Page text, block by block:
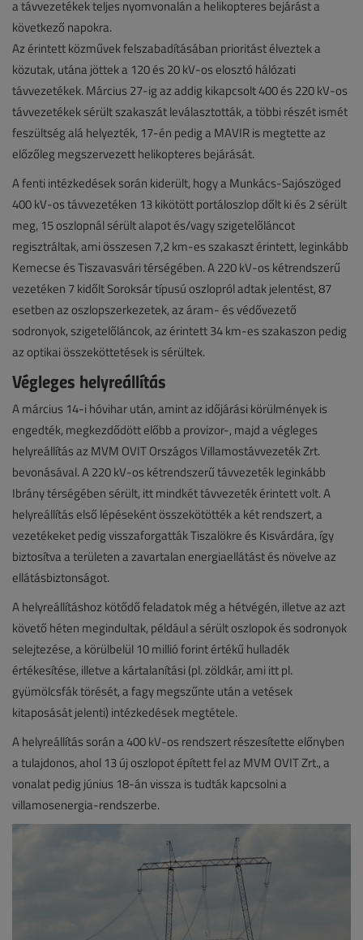
a távvezetékek teljes nyomvonalán a helikopteres bejárást a
következő napokra.
Az érintett közművek felszabadításában prioritást élveztek a
közutak, utána jöttek a 120 és 20 kV-os elosztó hálózati
távvezetékek. Március 27-ig az addig kikapcsolt 400 és 220 kV-os
távvezetékek sérült szakaszát leválasztották, a többi részét ismét
feszültség alá helyezték, 17-én pedig a MAVIR is megtette az
előzőleg megszervezett helikopteres bejárását.
A fenti intézkedések során kiderült, hogy a Munkács-Sajószöged
400 kV-os távvezetéken 13 kikötött portáloszlop dőlt ki és 2 sérült
meg, 15 oszlopnál sérült alapot és/vagy szigetelőláncot
regisztráltak, ami összesen 7,2 km-es szakaszt érintett, leginkább
Kemecse és Tiszavasvári térségében. A 220 kV-os kétrendszerű
vezetéken 7 kidőlt Soroksár típusú oszlopról adtak jelentést, 87
esetben az oszlopszerkezetek, az áram- és védővezető
sodronyok, szigetelőláncok, az érintett 34 km-es szakaszon pedig
az optikai összeköttetések is sérültek.
Végleges helyreállítás
A március 14-i hóvihar után, amint az időjárási körülmények is
engedték, megkezdődött előbb a provizor-, majd a végleges
helyreállítás az MVM OVIT Országos Villamostávvezeték Zrt.
bevonásával. A 220 kV-os kétrendszerű távvezeték leginkább
Ibrány térségében sérült, itt mindkét távvezeték érintett volt. A
helyreállítás első lépéseként összekötötték a két rendszert, a
vezetékeket pedig visszaforgatták Tiszalökre és Kisvárdára, így
biztosítva a területen a zavartalan energiaellátást és növelve az
ellátásbiztonságot.
A helyreállításhoz kötődő feladatok még a hétvégén, illetve az azt
követő héten megindultak, például a sérült oszlopok és sodronyok
selejtezése, a körülbelül 10 millió forint értékű hulladék
értékesítése, illetve a kártalanítási (pl. zöldkár, ami itt pl.
gyümölcsfák törését, a fagy megszűnte után a vetések
kitaposását jelenti) intézkedések megtétele.
A helyreállítás során a 400 kV-os rendszert részesítette előnyben
a tulajdonos, ahol 13 új oszlopot épített fel az MVM OVIT Zrt., a
vonalat pedig június 18-án vissza is tudták kapcsolni a
villamosenergia-rendszerbe.